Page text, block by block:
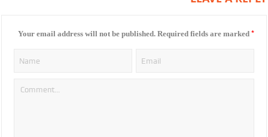
Your email address will not be published. Required fields are marked *